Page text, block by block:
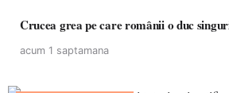
Crucea grea pe care
acum 1 saptamana